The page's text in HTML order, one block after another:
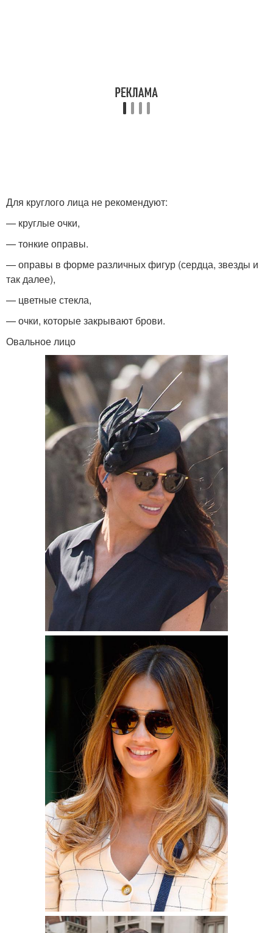
Для круглого лица не рекомендуют:
— круглые очки,
— тонкие оправы.
— оправы в форме различных фигур (сердца, звезды и
так далее),
— цветные стекла,
— очки, которые закрывают брови.
Овальное лицо